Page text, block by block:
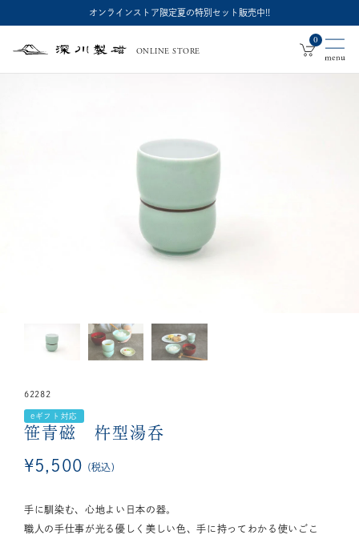
オンラインストア限定夏の特別セット販売中!!
深
ONLINE STORE
0
62282
eギフト対応
笹青磁 杵型湯呑
¥ 5,500 税込
手に馴染む、心地よい日本の器。
職人の手仕事が光る優しく美しい色、手に持ってわかる使いごこ